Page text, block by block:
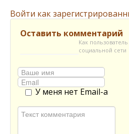
Войти как
Оставить комментарий
Как пользователь
социальной сети
У меня нет Email-а